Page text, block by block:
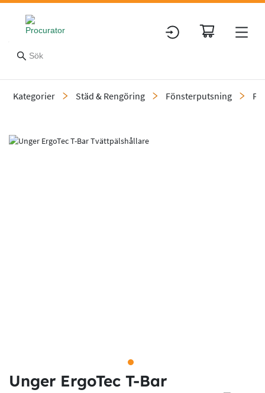
Kategorier Städ & Rengöring Fönsterputsning
Slide 1 of 1
Unger ErgoTec T-Bar